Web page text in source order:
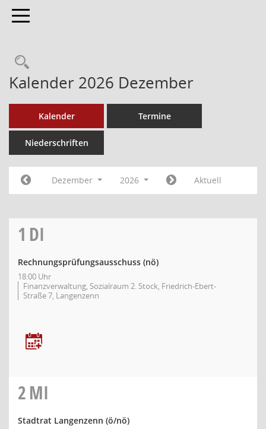
Toggle navigation
Kalender 2026 Dezember
Kalender Termine
Niederschriften
Dezember 2026 Aktuell
1 DI
Rechnungsprüfungsausschuss (nö)
18:00 Uhr
Finanzverwaltung, Sozialraum 2. Stock, Friedrich-Ebert-
Straße 7, Langenzenn
2MI
Stadtrat Langenzenn (ö/nö)